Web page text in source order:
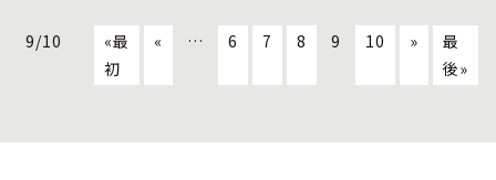
9/10
«最
初
« … 6 7 8 9 10 »
最
後»